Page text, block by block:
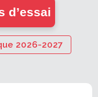
d’essai
2026-2027